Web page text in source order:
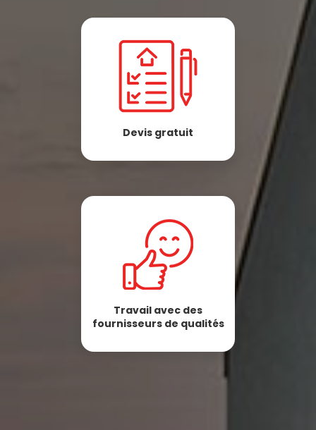
Devis gratuit
Travail avec des
fournisseurs de qualités